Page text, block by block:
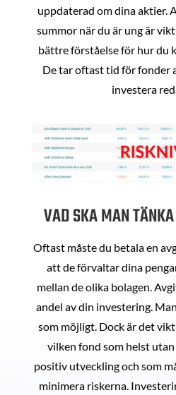
uppdaterad om dina aktier.
summor när du är ung är
bättre förståelse för hur du
De tar oftast tid för fonder
investera
VAD SKA MAN
Oftast måste du betala en
att de förvaltar dina
mellan de olika bolagen.
andel av din investering.
som möjligt. Dock är det
vilken fond som helst
positiv utveckling och som
minimera riskerna.